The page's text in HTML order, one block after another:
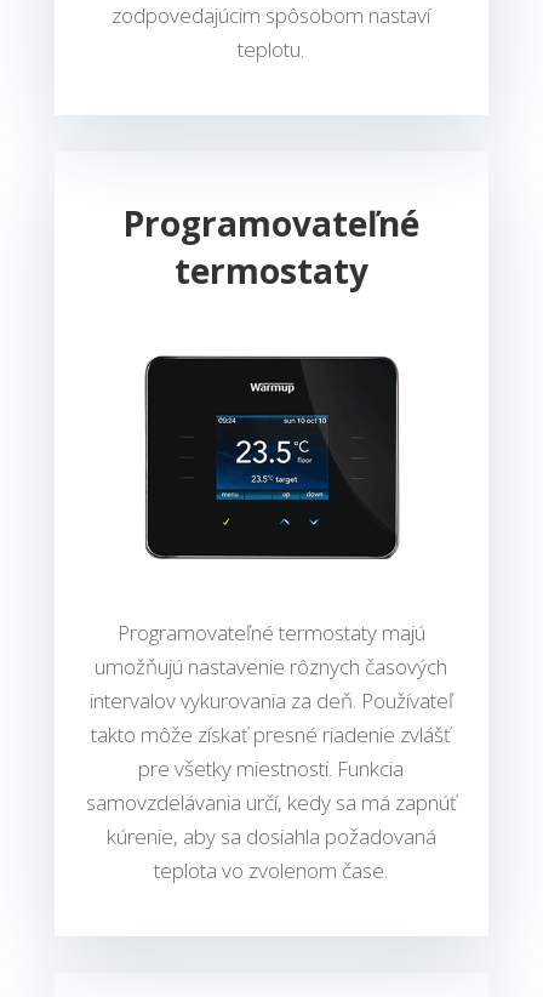
zodpovedajúcim spôsobom nastaví
teplotu.
Programovateľné
termostaty
Programovateľné termostaty majú
umožňujú nastavenie rôznych časových
intervalov vykurovania za deň. Používateľ
takto môže získať presné riadenie zvlášť
pre všetky miestnosti. Funkcia
samovzdelávania určí, kedy sa má zapnúť
kúrenie, aby sa dosiahla požadovaná
teplota vo zvolenom čase.